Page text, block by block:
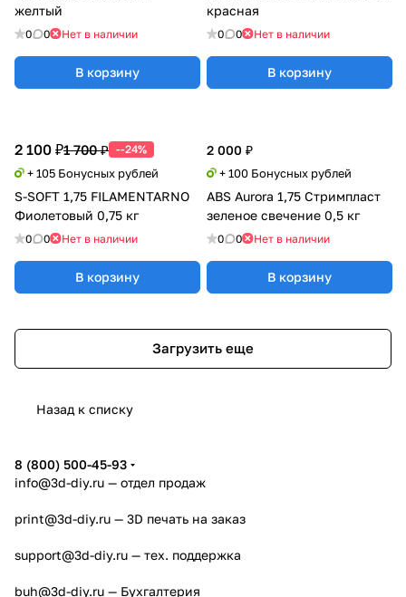
желтый
0 0 Нет в наличии
В корзину
красная
0 0 Нет в наличии
В корзину
2 100 ₽1 700 ₽ --24%
+ 105 Бонусных рублей
S-SOFT 1,75 FILAMENTARNO
Фиолетовый 0,75 кг
0 0 Нет в наличии
В корзину
2 000 ₽
+ 100 Бонусных рублей
ABS Aurora 1,75 Стримпласт
зеленое свечение 0,5 кг
0 0 Нет в наличии
В корзину
Загрузить еще
Назад к списку
8 (800) 500-45-93
info@3d-diy.ru — отдел продаж
print@3d-diy.ru — 3D печать на заказ
support@3d-diy.ru — тех. поддержка
buh@3d-diy.ru — Бухгалтерия